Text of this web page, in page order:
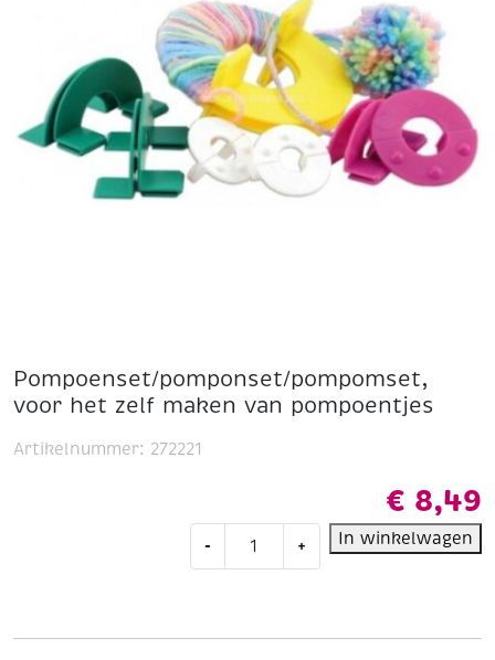
Pompoenset/pomponset/pompomset,
voor het zelf maken van pompoentjes
€ 8,49
-
Pompoenset/pomponset/
+ In winkelwagen
Artikelnummer: 272221